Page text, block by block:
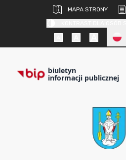
MAPA STRONY
biuletyn
informacji publicznej